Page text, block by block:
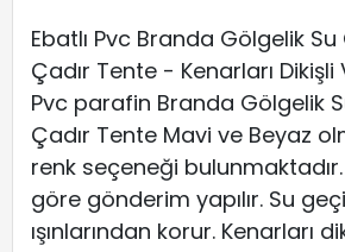
Ebatlı Pvc Branda Gölgelik
Çadır Tente - Kenarları Dikişli
Pvc parafin Branda Gölgelik
Çadır Tente Mavi ve Beyaz
renk seçeneği
göre gönderim yapılır. Su
ışınlarından korur. Kenarları